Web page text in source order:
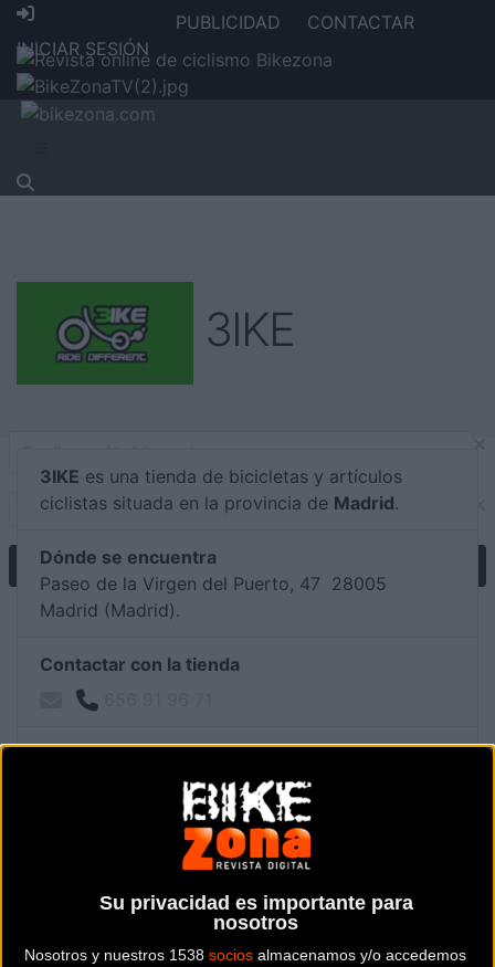
Su privacidad es importante para
nosotros
Nosotros y nuestros 1538 socios almacenamos y/o accedemos
INICIAR SESIÓN
PUBLICIDAD CONTACTAR
3IKE
3IKE es una tienda de bicicletas y artículos
ciclistas situada en la provincia de Madrid.
Dónde se encuentra
Paseo de la Virgen del Puerto, 47 28005
Madrid (Madrid).
Contactar con la tienda
Web y RRSS de la tienda